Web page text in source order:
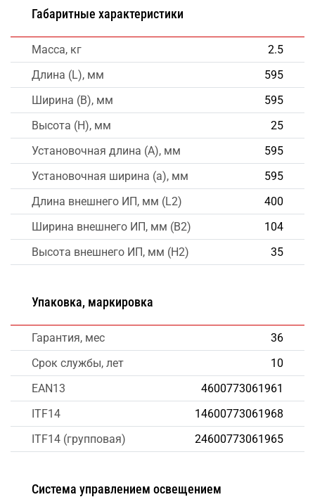
Габаритные характеристики
Масса, кг
2.5
Длина (L), мм
595
Ширина (B), мм
595
Высота (H), мм
25
Установочная длина (A), мм
595
Установочная ширина (a), мм
595
Длина внешнего ИП, мм (L2)
400
Ширина внешнего ИП, мм (B2)
104
Высота внешнего ИП, мм (H2)
35
Упаковка, маркировка
Гарантия, мес
36
Срок службы, лет
10
EAN13
4600773061961
ITF14
14600773061968
ITF14 (групповая)
24600773061965
Система управлением освещением